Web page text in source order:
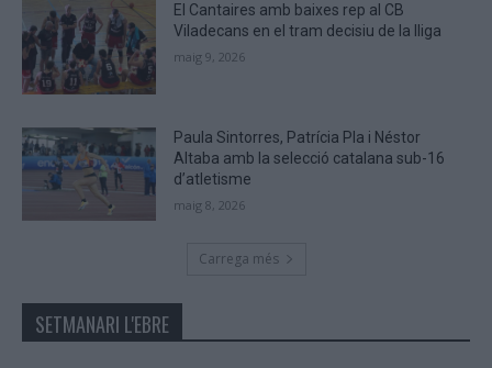
El Cantaires amb baixes rep al CB
Viladecans en el tram decisiu de la lliga
maig 9, 2026
Paula Sintorres, Patrícia Pla i Néstor
Altaba amb la selecció catalana sub-16
d’atletisme
maig 8, 2026
Carrega més
SETMANARI L'EBRE